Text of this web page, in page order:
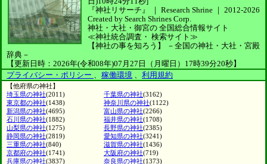
『神社リサーチ』 ｜ Research Shrine ｜ 2012-2026
Created by Search Shrines Corp.
神社・大社・御宮の 全国総合情報サイト
≪神社統合調査・ 検索サイト≫
【神社の事を知ろう】
－全国の神社・大社・宮殿
辞典－
【更新日時：2026年(令和08年)07月27日（月曜日）17時39分20秒】
プライバシー・ポリシー 、 稼働環境 、 利用規約
【他府県の神社】
埼玉県の神社(2011) 千葉県の神社(3162)
東京都の神社(1438) 神奈川県の神社(1122)
新潟県の神社(4695) 富山県の神社(2266)
石川県の神社(1882) 福井県の神社(1708)
山梨県の神社(1275) 長野県の神社(2385)
静岡県の神社(2819) 愛知県の神社(3241)
三重県の神社(840) 滋賀県の神社(1436)
京都府の神社(1741) 大阪府の神社(719)
兵庫県の神社(3837) 奈良県の神社(1373)